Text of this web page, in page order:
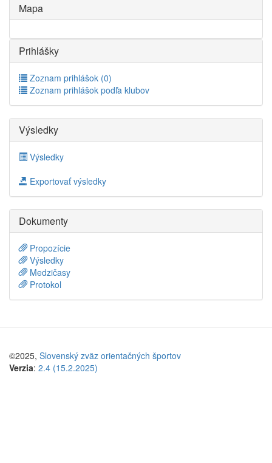
Mapa
Prihlášky
Zoznam prihlášok (0)
Zoznam prihlášok podľa klubov
Výsledky
Výsledky
Exportovať výsledky
Dokumenty
Propozície
Výsledky
Medzičasy
Protokol
©2025, Slovenský zväz orientačných športov
Verzia: 2.4 (15.2.2025)